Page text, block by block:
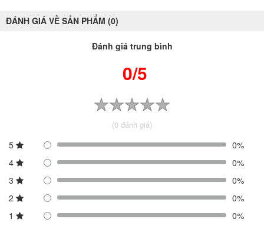
ĐÁNH GIÁ VỀ SẢN PHẨM (0)
Đánh giá trung bình
0/5
(0 đánh giá)
5
0%
4
0%
3
0%
2
0%
1
0%